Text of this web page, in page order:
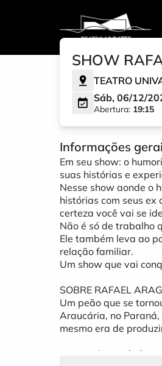
SHOW
TEATRO
Sáb, 06/12/
Abertura: 19:15
Informações
Em seu show: o
suas histórias e
Nesse show aonde o
histórias com seus ex
certeza você vai se
Não é só de trabalho
Ele também leva ao
relação familiar.
Um show que vai
SOBRE RAFAEL
Um peão que se
Araucária, no
mesmo era de
www.univates.br/